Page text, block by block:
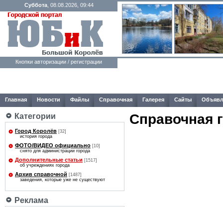
Суббота, 08.08.2026, 09:44
Кнопки авторизации / регистрации
Главная Новости Файлы Справочная Галерея Сайты
Категории
Город Королёв [32]
история города
ФОТО/ВИДЕО официально [10]
снято для администрации города
Дополнительные статьи [1517]
об учреждениях города
Архив справочной [1487]
заведения, которые уже не существуют
Реклама
Справочная